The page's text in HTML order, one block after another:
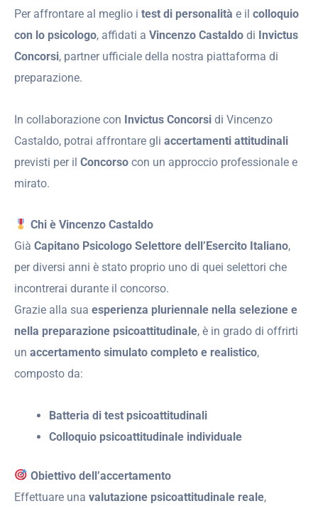
Per affrontare al meglio i test di personalità e il colloquio
con lo psicologo, affidati a Vincenzo Castaldo di Invictus
Concorsi, partner ufficiale della nostra piattaforma di
preparazione.
In collaborazione con Invictus Concorsi di Vincenzo
Castaldo, potrai affrontare gli accertamenti attitudinali
previsti per il Concorso con un approccio professionale e
mirato.
Chi è Vincenzo Castaldo
Già Capitano Psicologo Selettore dell’Esercito Italiano,
per diversi anni è stato proprio uno di quei selettori che
incontrerai durante il concorso.
Grazie alla sua esperienza pluriennale nella selezione e
nella preparazione psicoattitudinale, è in grado di offrirti
un accertamento simulato completo e realistico,
composto da:
Batteria di test psicoattitudinali
Colloquio psicoattitudinale individuale
Obiettivo dell’accertamento
Effettuare una valutazione psicoattitudinale reale,